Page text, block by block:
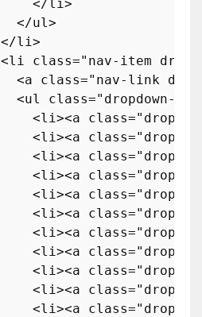
</ li>
</ul>
</li>
<li class="nav-item
<a class="nav-link
<ul class="dropdown-
<li><a class=
<li><a class=
<li><a class=
<li><a class=
<li><a class=
<li><a class=
<li><a class=
<li><a class=
<li><a class=
<li><a class=
<li><a class=